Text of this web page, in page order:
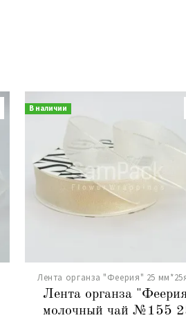
В наличии
Лента органза "Феерия" 25
Лента органза
молочный чай №155